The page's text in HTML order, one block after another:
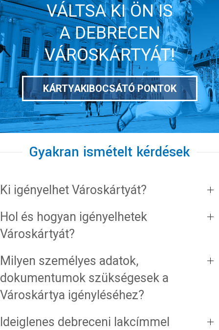
VÁLTSA KI ÖN IS
A DEBRECEN
VÁROSKÁRTYÁT!
KÁRTYAKIBOCSÁTÓ PONTOK
Gyakran ismételt kérdések
Ki igényelhet Városkártyát?
Hol és hogyan igényelhetek
Városkártyát?
Milyen személyes adatok,
dokumentumok szükségesek a
Városkártya igényléséhez?
Ideiglenes debreceni lakcímmel